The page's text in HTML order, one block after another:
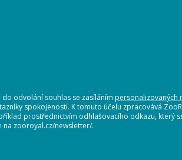
odvolání souhlas se zasíláním personalizovaných
spokojenosti. K tomuto účelu zpracovává
prostřednictvím odhlašovacího odkazu, který
na zooroyal.cz/newsletter/.